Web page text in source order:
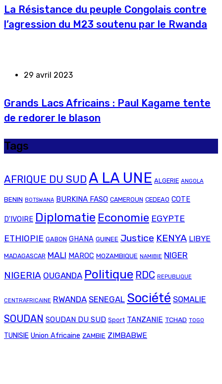
La Résistance du peuple Congolais contre
l’agression du M23 soutenu par le Rwanda
29 avril 2023
Grands Lacs Africains : Paul Kagame tente
de redorer le blason
Tags
AFRIQUE DU SUD A LA UNE ALGERIE ANGOLA
BENIN BOTSWANA BURKINA FASO CAMEROUN CEDEAO COTE
D'IVOIRE Diplomatie Economie EGYPTE
ETHIOPIE GABON GHANA GUINEE Justice KENYA LIBYE
MADAGASCAR MALI MAROC MOZAMBIQUE NAMIBIE NIGER
NIGERIA OUGANDA Politique RDC REPUBLIQUE
CENTRAFRICAINE RWANDA SENEGAL Société SOMALIE
SOUDAN SOUDAN DU SUD Sport TANZANIE TCHAD TOGO
TUNISIE Union Africaine ZAMBIE ZIMBABWE